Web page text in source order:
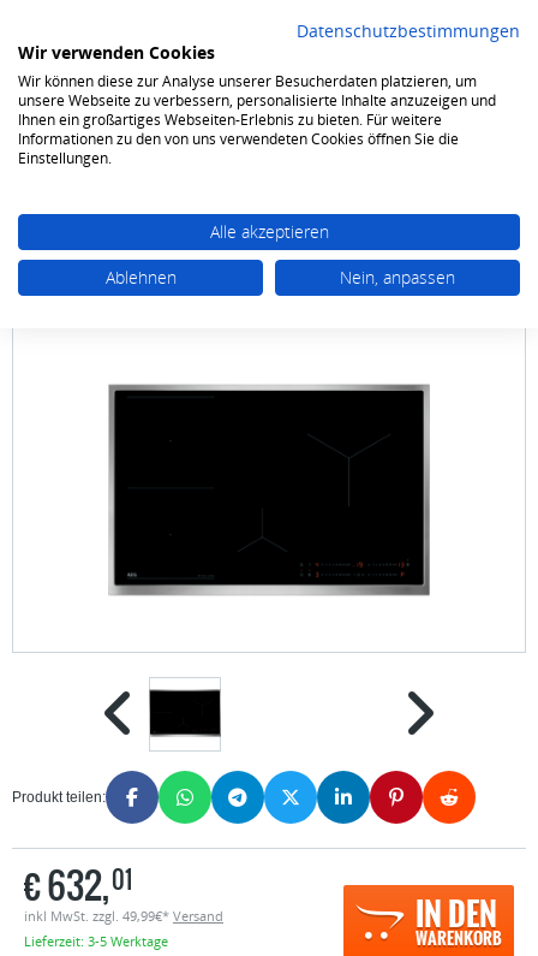
0
Kochen & Backen Kochfelder Autark Induktion
TO 84 IB 0 BRB 79.6 cm
Produkt teilen:
IN DEN
WARENKORB
€632,01
inkl MwSt. zzgl. 49,99€* Versand
Lieferzeit: 3-5 Werktage
Datenschutzbestimmungen
Wir verwenden Cookies
Wir können diese zur Analyse unserer Besucherdaten platzieren, um
unsere Webseite zu verbessern, personalisierte Inhalte anzuzeigen und
Ihnen ein großartiges Webseiten-Erlebnis zu bieten. Für weitere
Informationen zu den von uns verwendeten Cookies öffnen Sie die
Einstellungen.
Alle akzeptieren
Ablehnen
Nein, anpassen